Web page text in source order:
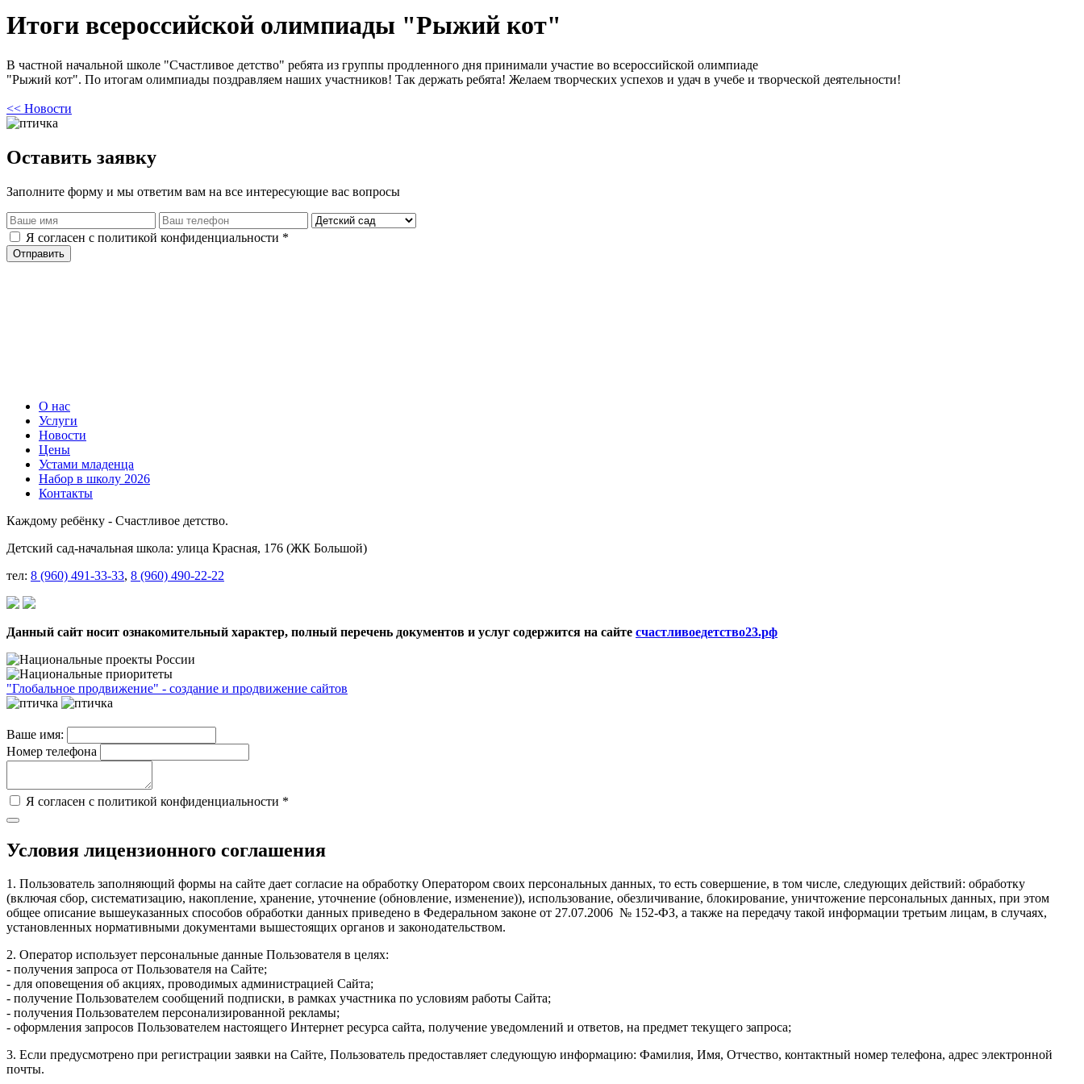
Итоги всероссийской олимпиады "Рыжий кот"
В частной начальной школе "Счастливое детство" ребята из группы продленного дня принимали участие во всероссийской олимпиаде
"Рыжий кот". По итогам олимпиады поздравляем наших участников! Так держать ребята! Желаем творческих успехов и удач в учебе и творческой деятельности!
<< Новости
Оставить заявку
Заполните форму и мы ответим вам на все интересующие вас вопросы
Я согласен с политикой конфиденциальности *
Отправить
О нас
Услуги
Новости
Цены
Устами младенца
Набор в школу 2026
Контакты
Каждому ребёнку - Счастливое детство.
Детский сад-начальная школа: улица Красная, 176 (ЖК Большой)
тел: 8 (960) 491-33-33, 8 (960) 490-22-22
Данный сайт носит ознакомительный характер, полный перечень документов и услуг содержится на сайте счастливоедетство23.рф
"Глобальное продвижение" - создание и продвижение сайтов
Ваше имя:
Номер телефона
Я согласен с политикой конфиденциальности *
Условия лицензионного соглашения
1. Пользователь заполняющий формы на сайте дает согласие на обработку Оператором своих персональных данных, то есть совершение, в том числе, следующих действий: обработку
(включая сбор, систематизацию, накопление, хранение, уточнение (обновление, изменение)), использование, обезличивание, блокирование, уничтожение персональных данных, при этом
общее описание вышеуказанных способов обработки данных приведено в Федеральном законе от 27.07.2006 № 152-ФЗ, а также на передачу такой информации третьим лицам, в случаях,
установленных нормативными документами вышестоящих органов и законодательством.
2. Оператор использует персональные данные Пользователя в целях:
- получения запроса от Пользователя на Сайте;
- для оповещения об акциях, проводимых администрацией Сайта;
- получение Пользователем сообщений подписки, в рамках участника по условиям работы Сайта;
- получения Пользователем персонализированной рекламы;
- оформления запросов Пользователем настоящего Интернет ресурса сайта, получение уведомлений и ответов, на предмет текущего запроса;
3. Если предусмотрено при регистрации заявки на Сайте, Пользователь предоставляет следующую информацию: Фамилия, Имя, Отчество, контактный номер телефона, адрес электронной
почты.